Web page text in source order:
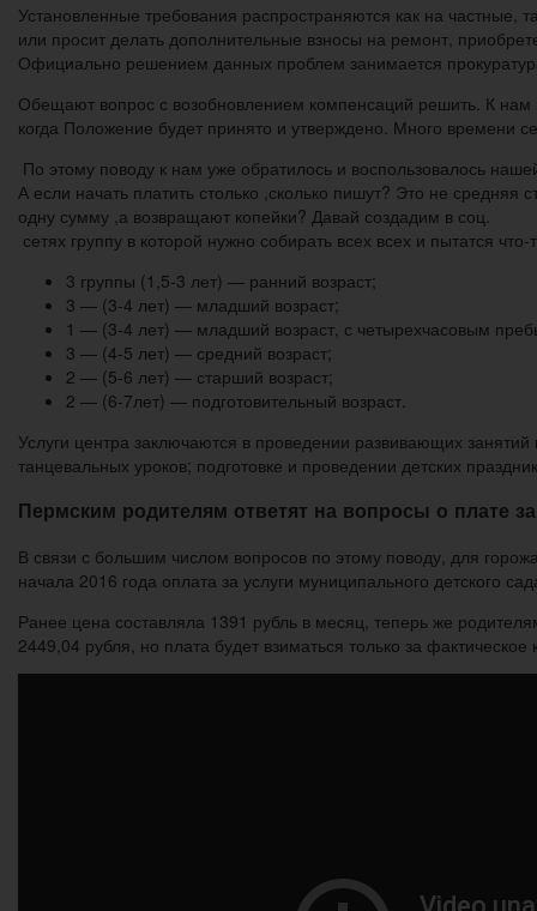
Установленные требования распространяются как на частные,
или просит делать дополнительные взносы на ремонт,
Официально решением данных проблем занимается
Обещают вопрос с возобновлением компенсаций решить. К нам
когда Положение будет принято и утверждено. Много времени
По этому поводу к нам уже обратилось и воспользовалось
А если начать платить столько ,сколько пишут? Это не
одну сумму ,а возвращают копейки? Давай создадим в соц.
сетях группу в которой нужно собирать всех всех и пытатся
3 группы (1,5-3 лет) — ранний возраст;
3 — (3-4 лет) — младший возраст;
1 — (3-4 лет) — младший возраст, с четырехчасовым
3 — (4-5 лет) — средний возраст;
2 — (5-6 лет) — старший возраст;
2 — (6-7лет) — подготовительный возраст.
Услуги центра заключаются в проведении развивающих
танцевальных уроков; подготовке и проведении детских
Пермским родителям ответят на вопросы о плате
В связи с большим числом вопросов по этому поводу, для
начала 2016 года оплата за услуги муниципального детского
Ранее цена составляла 1391 рубль в месяц, теперь же
2449,04 рубля, но плата будет взиматься только за